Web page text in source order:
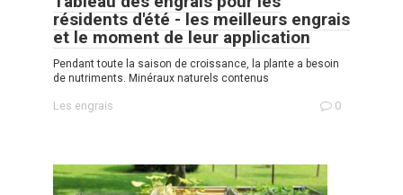
résidents d'été - les meilleurs engrais
et le moment de leur application
Pendant toute la saison de croissance, la plante a besoin
de nutriments. Minéraux naturels contenus
Les engrais 0